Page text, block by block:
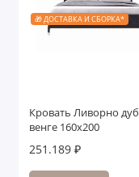
🎁 ДОСТАВКА И СБОРКА*
Кровать Ливорно дуб
венге 160x200
251.189 ₽